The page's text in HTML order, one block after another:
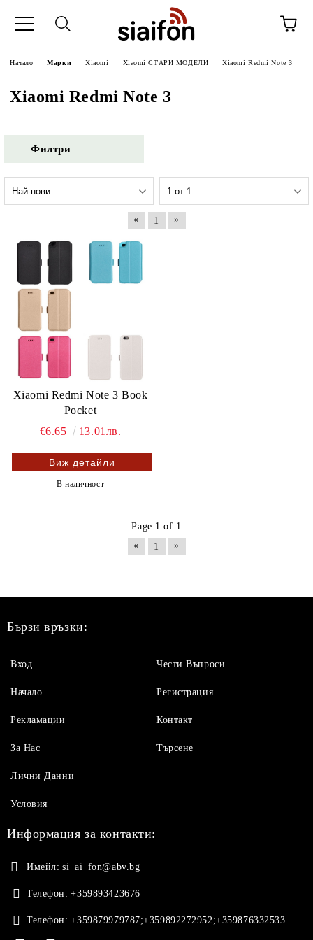
Начало Марки Xiaomi Xiaomi СТАРИ МОДЕЛИ Xiaomi Redmi Note 3
Xiaomi Redmi Note 3
Филтри
« 1 »
Xiaomi Redmi Note 3 Book
Pocket
€6.65
13.01лв.
Виж детайли
В наличност
Page 1 of 1
«
1 »
Бързи връзки:
Вход
Начало
Рекламации
За Нас
Чести Въпроси
Регистрация
Контакт
Търсене
Лични Данни
Условия
Информация за контакти:
Имейл: si_ai_fon@abv.bg
Телефон: +359893423676
Телефон: +359879979787;+359892272952;+359876332533